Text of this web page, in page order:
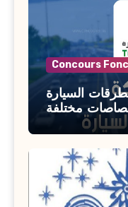
Concours
السيارة
اختصاصات مختلفة